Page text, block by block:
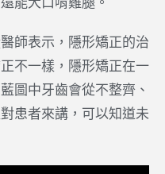
師表示，隱形矯正的治
不一樣，隱形矯正在一
圖中牙齒會從不整齊、
患者來講，可以知道未